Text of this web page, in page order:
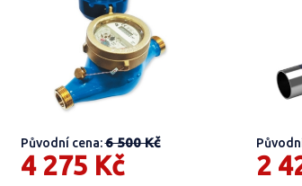
Původní cena:6 500 Kč
4 275 Kč 2